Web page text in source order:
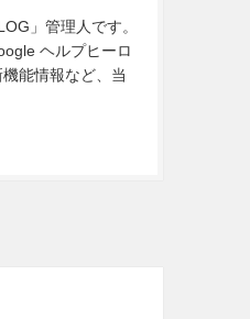
」管理人です。
ヘルプヒーロ
能情報など、当